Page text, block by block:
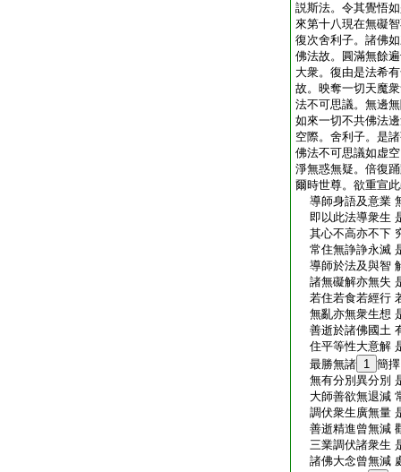
説斯法。令其覺悟
來第十八現在無礙
復次舍利子。諸佛
佛法故。圓滿無餘
大衆。復由是法希
故。映奪一切天魔
法不可思議。無邊
如來一切不共佛法
空際。舍利子。是
佛法不可思議如虚
淨無惑無疑。倍復
爾時世尊。欲重宣
導師身語及意業
即以此法導衆生
其心不高亦不下
常住無諍諍永滅
導師於法及與智
諸無礙解亦無失
若住若食若經行
無亂亦無衆生想
善逝於諸佛國土
住平等性大意解
最勝無諸 1 簡
無有分別異分別
大師善欲無退減
調伏衆生廣無量
善逝精進曾無減
三業調伏諸衆生
諸佛大念曾無減